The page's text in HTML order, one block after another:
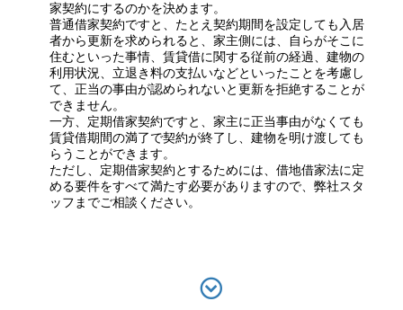
家契約にするのかを決めます。
普通借家契約ですと、たとえ契約期間を設定しても入居
者から更新を求められると、家主側には、自らがそこに
住むといった事情、賃貸借に関する従前の経過、建物の
利用状況、立退き料の支払いなどといったことを考慮し
て、正当の事由が認められないと更新を拒絶することが
できません。
一方、定期借家契約ですと、家主に正当事由がなくても
賃貸借期間の満了で契約が終了し、建物を明け渡しても
らうことができます。
ただし、定期借家契約とするためには、借地借家法に定
める要件をすべて満たす必要がありますので、弊社スタ
ッフまでご相談ください。